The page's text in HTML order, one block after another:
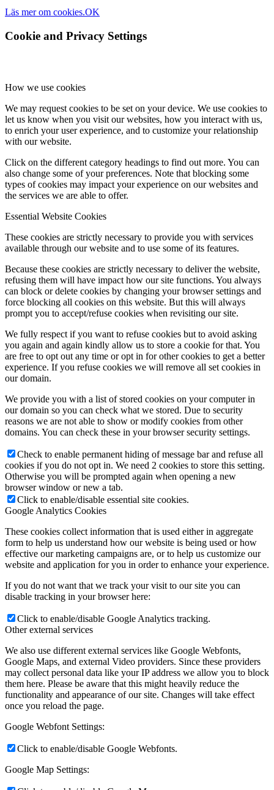
Läs mer om cookies.OK
Cookie and Privacy Settings
How we use cookies
We may request cookies to be set on your device. We use cookies to
let us know when you visit our websites, how you interact with us,
to enrich your user experience, and to customize your relationship
with our website.
Click on the different category headings to find out more. You can
also change some of your preferences. Note that blocking some
types of cookies may impact your experience on our websites and
the services we are able to offer.
Essential Website Cookies
These cookies are strictly necessary to provide you with services
available through our website and to use some of its features.
Because these cookies are strictly necessary to deliver the website,
refusing them will have impact how our site functions. You always
can block or delete cookies by changing your browser settings and
force blocking all cookies on this website. But this will always
prompt you to accept/refuse cookies when revisiting our site.
We fully respect if you want to refuse cookies but to avoid asking
you again and again kindly allow us to store a cookie for that. You
are free to opt out any time or opt in for other cookies to get a better
experience. If you refuse cookies we will remove all set cookies in
our domain.
We provide you with a list of stored cookies on your computer in
our domain so you can check what we stored. Due to security
reasons we are not able to show or modify cookies from other
domains. You can check these in your browser security settings.
Check to enable permanent hiding of message bar and refuse all
cookies if you do not opt in. We need 2 cookies to store this setting.
Otherwise you will be prompted again when opening a new
browser window or new a tab.
Click to enable/disable essential site cookies.
Google Analytics Cookies
These cookies collect information that is used either in aggregate
form to help us understand how our website is being used or how
effective our marketing campaigns are, or to help us customize our
website and application for you in order to enhance your experience.
If you do not want that we track your visit to our site you can
disable tracking in your browser here:
Click to enable/disable Google Analytics tracking.
Other external services
We also use different external services like Google Webfonts,
Google Maps, and external Video providers. Since these providers
may collect personal data like your IP address we allow you to block
them here. Please be aware that this might heavily reduce the
functionality and appearance of our site. Changes will take effect
once you reload the page.
Google Webfont Settings:
Click to enable/disable Google Webfonts.
Google Map Settings: